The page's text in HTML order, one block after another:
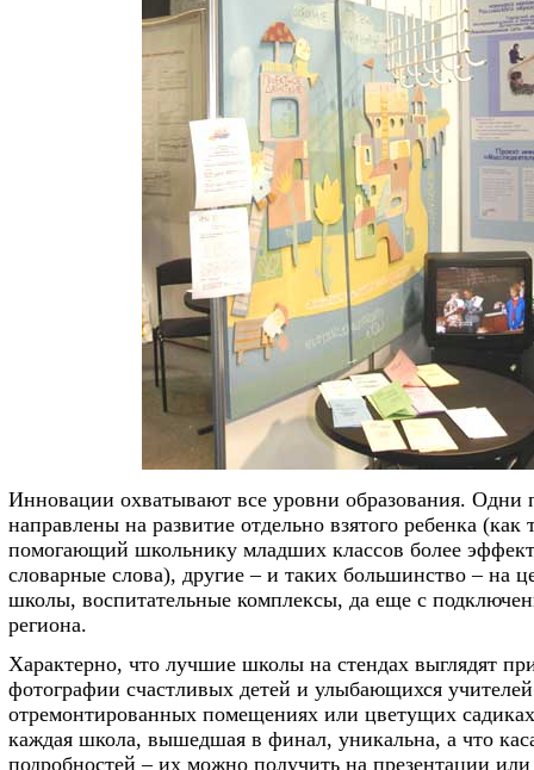
Инновации охватывают все уровни образования. Одни
направлены на развитие отдельно взятого ребенка (как
помогающий школьнику младших классов более
словарные слова), другие – и таких большинство – на
школы, воспитательные комплексы, да еще с
региона.
Характерно, что лучшие школы на стендах выглядят
фотографии счастливых детей и улыбающихся
отремонтированных помещениях или цветущих
каждая школа, вышедшая в финал, уникальна, а что
подробностей – их можно получить на презентации или